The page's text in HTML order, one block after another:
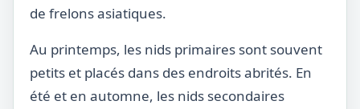
de frelons asiatiques.
Au printemps, les nids primaires sont souvent
petits et placés dans des endroits abrités. En
été et en automne, les nids secondaires